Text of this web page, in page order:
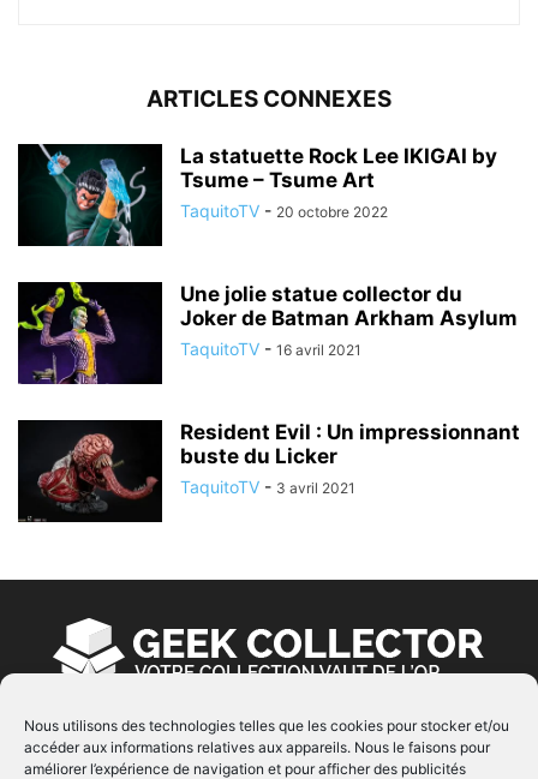
Nous utilisons des technologies telles que les cookies pour stocker et/ou
accéder aux informations relatives aux appareils. Nous le faisons pour
améliorer l’expérience de navigation et pour afficher des publicités
ARTICLES CONNEXES
La statuette Rock Lee IKIGAI by
Tsume – Tsume Art
TaquitoTV - 20 octobre 2022
Une jolie statue collector du
Joker de Batman Arkham Asylum
TaquitoTV - 16 avril 2021
Resident Evil : Un impressionnant
buste du Licker
TaquitoTV - 3 avril 2021
À PROPOS